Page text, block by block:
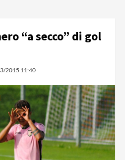
“a secco” di gol
2015 11:40